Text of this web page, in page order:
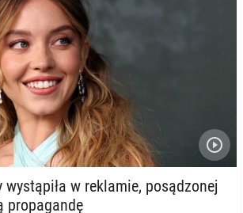
po 10 latach powraca jako
re­kla­mo­wej
wy­stą­pi­ła w re­kla­mie, po­są­dzo­nej
pro­pa­gan­dę